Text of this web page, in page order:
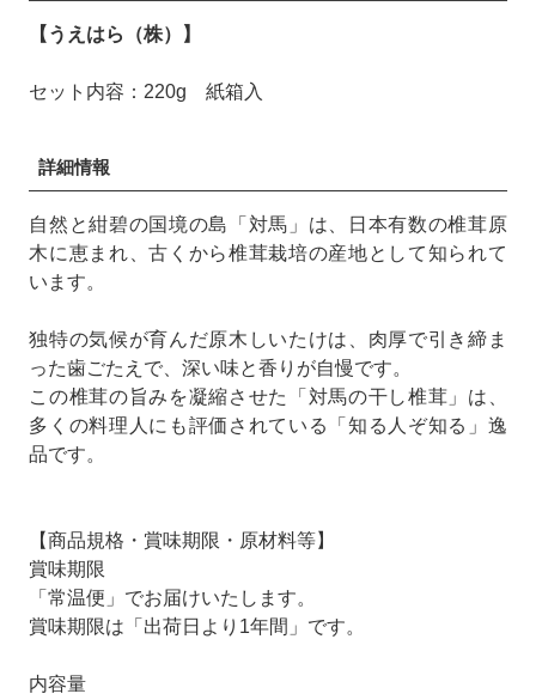
【うえはら（株）】
セット内容：220g 紙箱入
詳細情報
自然と紺碧の国境の島「対馬」は、日本有数の椎茸原
木に恵まれ、古くから椎茸栽培の産地として知られて
います。
独特の気候が育んだ原木しいたけは、肉厚で引き締ま
った歯ごたえで、深い味と香りが自慢です。
この椎茸の旨みを凝縮させた「対馬の干し椎茸」は、
多くの料理人にも評価されている「知る人ぞ知る」逸
品です。
【商品規格・賞味期限・原材料等】
賞味期限
「常温便」でお届けいたします。
賞味期限は「出荷日より1年間」です。
内容量